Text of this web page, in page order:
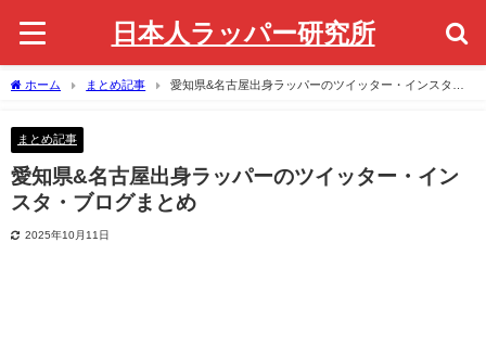
日本人ラッパー研究所
ホーム まとめ記事
愛知県&名古屋出身ラッパーのツイッター・インスタ・
まとめ記事
愛知県&名古屋出身ラッパーのツイッター・イン
スタ・ブログまとめ
2025年10月11日